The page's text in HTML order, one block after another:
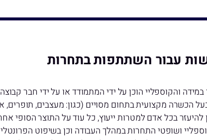
עבור השתתפות בתחרות
והקוספליי הוכן על ידי המתמודד או על ידי חבר
הכשרה מקצועית בתחום מסויים (כגון: מעצבים,
להיעזר בכל אדם למטרות ייעוץ, כל עוד על התוצר הסופי
ושופטי התחרות במהלך העבודה וכן בשיפוט